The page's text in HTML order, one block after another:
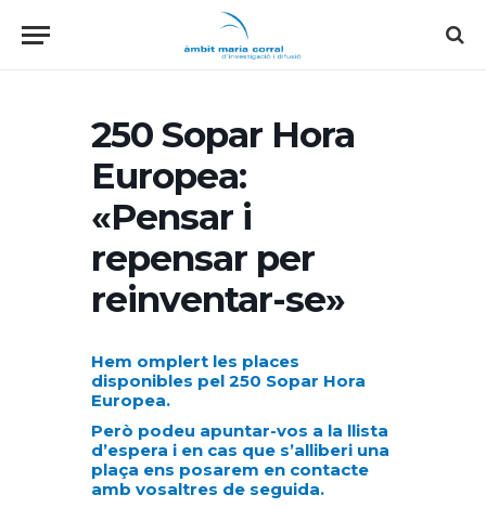
250 Sopar Hora
Europea:
«Pensar i
repensar per
reinventar-se»
Hem omplert les places
disponibles pel 250 Sopar Hora
Europea.
Però podeu apuntar-vos a la llista
d’espera i en cas que s’alliberi una
plaça ens posarem en contacte
amb vosaltres de seguida.